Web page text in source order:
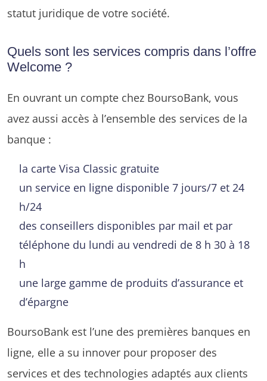
statut juridique de votre société.
Quels sont les services compris dans l’offre
Welcome ?
En ouvrant un compte chez BoursoBank, vous
avez aussi accès à l’ensemble des services de la
banque :
la carte Visa Classic gratuite
un service en ligne disponible 7 jours/7 et 24
h/24
des conseillers disponibles par mail et par
téléphone du lundi au vendredi de 8 h 30 à 18
h
une large gamme de produits d’assurance et
d’épargne
BoursoBank est l’une des premières banques en
ligne, elle a su innover pour proposer des
services et des technologies adaptés aux clients